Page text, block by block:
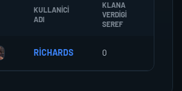
KULLANICI
ADI
KLANA
VERDIGI
SEREF
RİCHARDS 0